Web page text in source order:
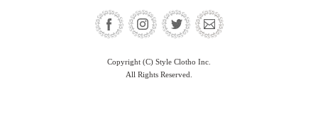
Copyright (C) Style Clotho Inc.
All Rights Reserved.